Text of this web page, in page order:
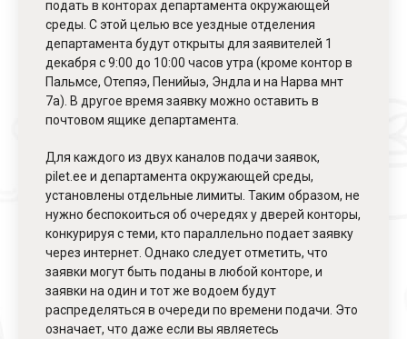
подать в конторах департамента окружающей
среды. С этой целью все уездные отделения
департамента будут открыты для заявителей 1
декабря с 9:00 до 10:00 часов утра (кроме контор в
Пальмсе, Отепяэ, Пенийыэ, Эндла и на Нарва мнт
7а). В другое время заявку можно оставить в
почтовом ящике департамента.
Для каждого из двух каналов подачи заявок,
pilet.ee и департамента окружающей среды,
установлены отдельные лимиты. Таким образом, не
нужно беспокоиться об очередях у дверей конторы,
конкурируя с теми, кто параллельно подает заявку
через интернет. Однако следует отметить, что
заявки могут быть поданы в любой конторе, и
заявки на один и тот же водоем будут
распределяться в очереди по времени подачи. Это
означает, что даже если вы являетесь